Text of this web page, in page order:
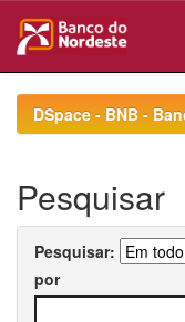
navigationDSpace - BNB -
Pesquisar
Pesquisar:
por